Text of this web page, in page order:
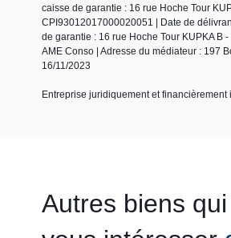
caisse de garantie : 16 rue Hoche Tour
CPI93012017000020051 | Date de
de garantie : 16 rue Hoche Tour KUPKA B
AME Conso | Adresse du médiateur : 197
16/11/2023
Entreprise juridiquement et financièrement
Autres biens